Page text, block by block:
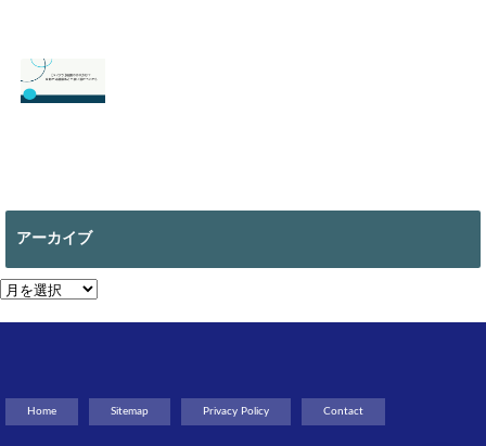
ボと立ち回りは？
片翼の発動条件も
2026.06.09
い道についても
アーカイブ
ア
Home Sitemap Privacy Policy Contact